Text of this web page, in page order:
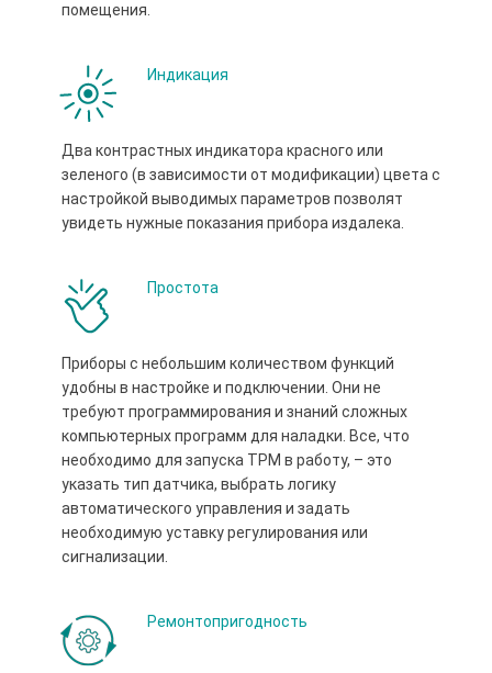
помещения.
Индикация
Два контрастных индикатора красного или
зеленого (в зависимости от модификации) цвета с
настройкой выводимых параметров позволят
увидеть нужные показания прибора издалека.
Простота
Приборы с небольшим количеством функций
удобны в настройке и подключении. Они не
требуют программирования и знаний сложных
компьютерных программ для наладки. Все, что
необходимо для запуска ТРМ в работу, – это
указать тип датчика, выбрать логику
автоматического управления и задать
необходимую уставку регулирования или
сигнализации.
Ремонтопригодность